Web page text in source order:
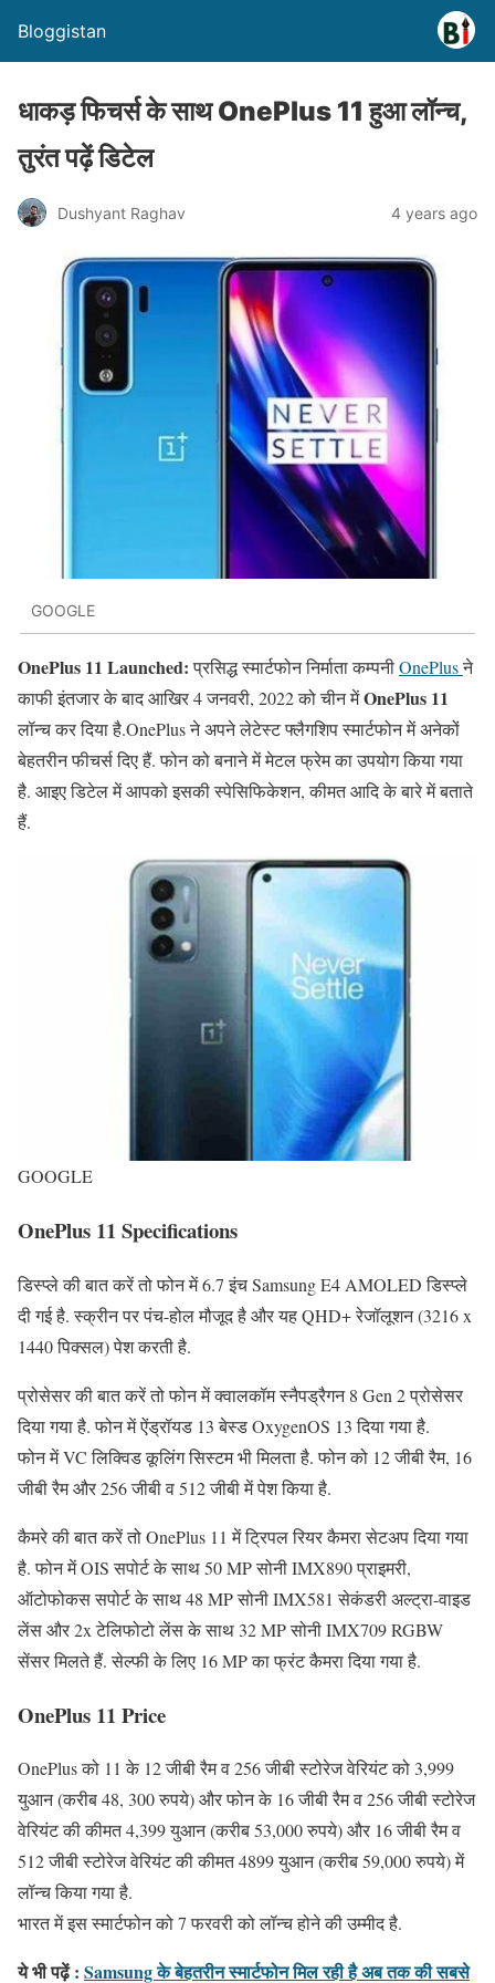
Bloggistan
धाकड़ फिचर्स के साथ OnePlus 11 हुआ लॉन्च,
तुरंत पढ़ें डिटेल
Dushyant Raghav 4 years ago
GOOGLE
OnePlus 11 Launched:प्रसिद्ध स्मार्टफोन निर्माता कम्पनीOnePlusने
काफी इंतजार के बाद आखिर 4 जनवरी, 2022 को चीन मेंOnePlus 11
लॉन्च कर दिया है.OnePlus ने अपने लेटेस्ट फ्लैगशिप स्मार्टफोन में अनेकों
बेहतरीन फीचर्स दिए हैं. फोन को बनाने में मेटल फ्रेम का उपयोग किया गया
है. आइए डिटेल में आपको इसकी स्पेसिफिकेशन, कीमत आदि के बारे में बताते
हैं.
GOOGLE
OnePlus 11 Specifications
डिस्प्ले की बात करें तो फोन में 6.7 इंच Samsung E4 AMOLED डिस्प्ले
दी गई है. स्क्रीन पर पंच-होल मौजूद है और यह QHD+ रेजॉलूशन (3216 x
1440 पिक्सल) पेश करती है.
प्रोसेसर की बात करें तो फोन में क्वालकॉम स्नैपड्रैगन 8 Gen 2 प्रोसेसर
दिया गया है. फोन में ऐंड्रॉयड 13 बेस्ड OxygenOS 13 दिया गया है.
फोन में VC लिक्विड कूलिंग सिस्टम भी मिलता है. फोन को 12 जीबी रैम, 16
जीबी रैम और 256 जीबी व 512 जीबी में पेश किया है.
कैमरे की बात करें तो OnePlus 11 में ट्रिपल रियर कैमरा सेटअप दिया गया
है. फोन में OIS सपोर्ट के साथ 50 MP सोनी IMX890 प्राइमरी,
ऑटोफोकस सपोर्ट के साथ 48 MP सोनी IMX581 सेकंडरी अल्ट्रा-वाइड
लेंस और 2x टेलिफोटो लेंस के साथ 32 MP सोनी IMX709 RGBW
सेंसर मिलते हैं. सेल्फी के लिए 16 MP का फ्रंट कैमरा दिया गया है.
OnePlus 11 Price
OnePlus को 11 के 12 जीबी रैम व 256 जीबी स्टोरेज वेरियंट को 3,999
युआन (करीब 48, 300 रुपये) और फोन के 16 जीबी रैम व 256 जीबी स्टोरेज
वेरियंट की कीमत 4,399 युआन (करीब 53,000 रुपये) और 16 जीबी रैम व
512 जीबी स्टोरेज वेरियंट की कीमत 4899 युआन (करीब 59,000 रुपये) में
लॉन्च किया गया है.
भारत में इस स्मार्टफोन को 7 फरवरी को लॉन्च होने की उम्मीद है.
ये भी पढ़ें : Samsung के बेहतरीन स्मार्टफोन मिल रही है अब तक की सबसे